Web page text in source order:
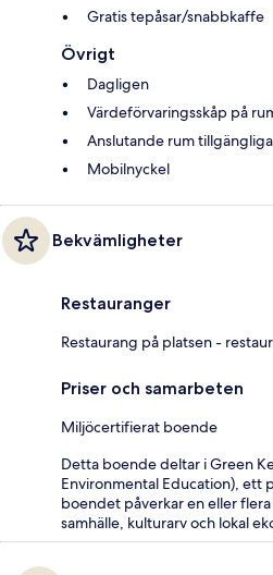
Gratis tepåsar/snabbkaffe
Övrigt
Dagligen
Värdeförvaringsskåp på
Anslutande rum tillgängliga
Mobilnyckel
Bekvämligheter
Restauranger
Restaurang på platsen -
Priser och samarbeten
Miljöcertifierat boende
Detta boende deltar i Green
Environmental Education), ett
boendet påverkar en eller
samhälle, kulturarv och lokal